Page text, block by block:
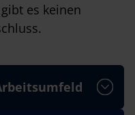
es keinen